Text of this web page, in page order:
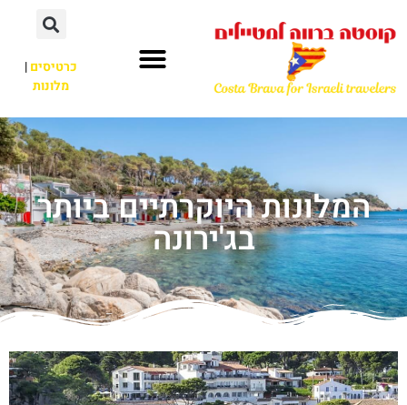
כרטיסים|
מלונות
המלונות היוקרתיים ביותר
בג'ירונה